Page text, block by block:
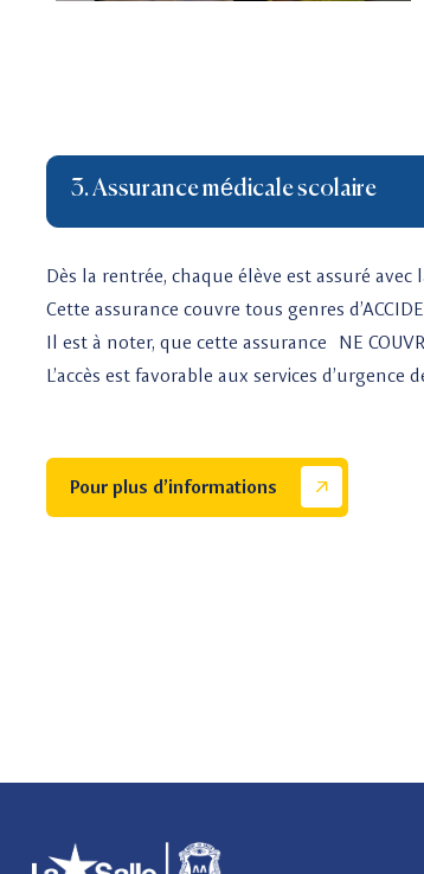
3. Assurance médicale scolaire
Dès la rentrée, chaque élève est assuré
Cette assurance couvre tous genres
Il est à noter, que cette assurance NE
L’accès est favorable aux services d’urgence
Pour plus d’informations